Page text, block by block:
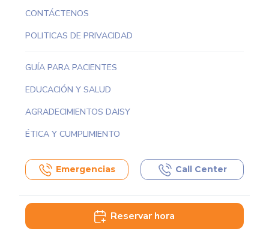
CONTÁCTENOS
POLITICAS DE PRIVACIDAD
GUÍA PARA PACIENTES
EDUCACIÓN Y SALUD
AGRADECIMIENTOS DAISY
ÉTICA Y CUMPLIMIENTO
Emergencias Call Center
Reservar hora